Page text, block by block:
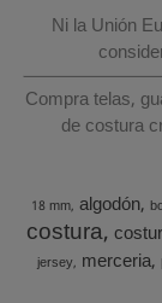
Ni la Unión
Compra telas,
de costura
18 mm algodón
costura
jersey merceria